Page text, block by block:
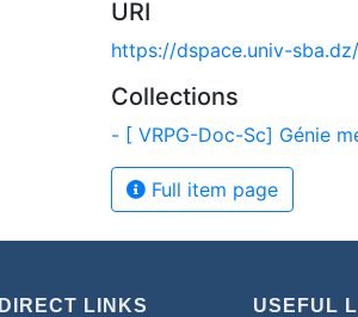
URI
https://dspace.univ-
Collections
Full item page
DIRECT LINKS USEFUL